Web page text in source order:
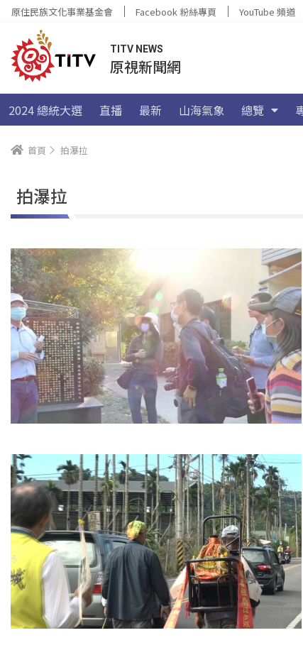
原住民族文化事業基金會 Facebook 粉絲專頁 YouTube 頻道
TITV NEWS
原視新聞網
2024 總統大選 直播 最新 山海氣象 總覽
首頁 拍瀑拉
拍瀑拉